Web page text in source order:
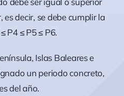
decir, se debe cumplir la
P4 ≤ P5 ≤ P6.
Islas Baleares e
un periodo concreto,
del año.